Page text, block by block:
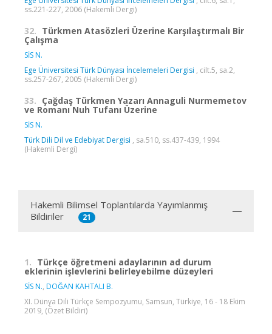
ss.221-227, 2006 (Hakemli Dergi)
32. Türkmen Atasözleri Üzerine Karşılaştırmalı Bir
Çalışma
SİS N.
Ege Üniversitesi Türk Dünyası İncelemeleri Dergisi , cilt.5, sa.2,
ss.257-267, 2005 (Hakemli Dergi)
33. Çağdaş Türkmen Yazarı Annaguli Nurmemetov
ve Romanı Nuh Tufanı Üzerine
SİS N.
Türk Dili Dil ve Edebiyat Dergisi , sa.510, ss.437-439, 1994
(Hakemli Dergi)
Hakemli Bilimsel Toplantılarda Yayımlanmış
Bildiriler
21
1. Türkçe öğretmeni adaylarının ad durum
eklerinin işlevlerini belirleyebilme düzeyleri
SİS N., DOĞAN KAHTALI B.
XI. Dünya Dili Türkçe Sempozyumu, Samsun, Türkiye, 16 - 18 Ekim
2019, (Özet Bildiri)